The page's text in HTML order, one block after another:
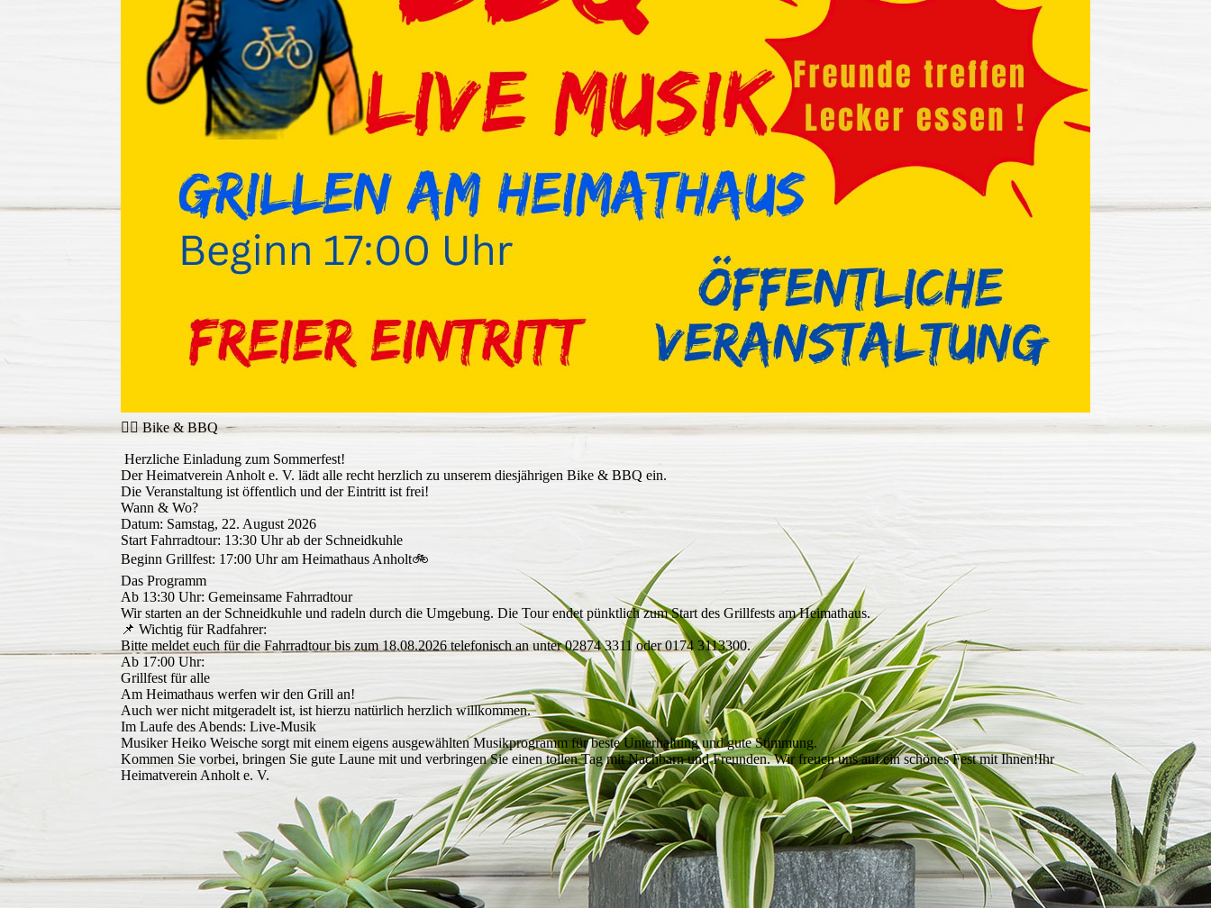
🚴‍♂️ Bike & BBQ
Herzliche Einladung zum Sommerfest!
Der Heimatverein Anholt e. V. lädt alle recht herzlich zu unserem diesjährigen Bike & BBQ ein.
Die Veranstaltung ist öffentlich und der Eintritt ist frei!
Wann & Wo?
Datum: Samstag, 22. August 2026
Start Fahrradtour: 13:30 Uhr ab der Schneidkuhle
Beginn Grillfest: 17:00 Uhr am Heimathaus Anholt🚲
Das Programm
Ab 13:30 Uhr: Gemeinsame Fahrradtour
Wir starten an der Schneidkuhle und radeln durch die Umgebung. Die Tour endet pünktlich zum Start des Grillfests am Heimathaus.
📌 Wichtig für Radfahrer:
Bitte meldet euch für die Fahrradtour bis zum 18.08.2026 telefonisch an unter 02874 3311 oder 0174 3113300.
Ab 17:00 Uhr:
Grillfest für alle
Am Heimathaus werfen wir den Grill an!
Auch wer nicht mitgeradelt ist, ist hierzu natürlich herzlich willkommen.
Im Laufe des Abends: Live-Musik
Musiker Heiko Weische sorgt mit einem eigens ausgewählten Musikprogramm für beste Unterhaltung und gute Stimmung.
Kommen Sie vorbei, bringen Sie gute Laune mit und verbringen Sie einen tollen Tag mit Nachbarn und Freunden. Wir freuen uns auf ein schönes Fest mit Ihnen!Ihr
Heimatverein Anholt e. V.